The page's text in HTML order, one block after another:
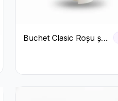
Buchet Clasic Roșu și